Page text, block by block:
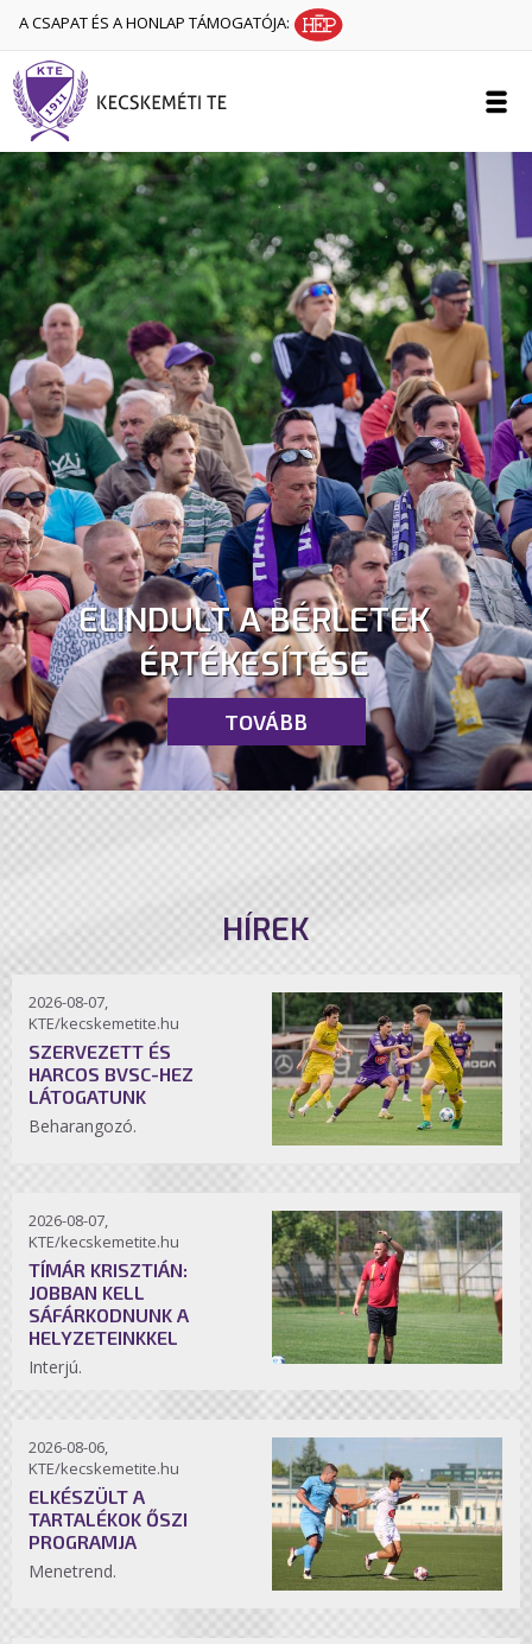
A CSAPAT ÉS A HONLAP TÁMOGATÓJA:
ELINDULT A BÉRLETEK
ÉRTÉKESÍTÉSE
TOVÁBB
HÍREK
2026-08-07,
KTE/kecskemetite.hu
SZERVEZETT ÉS
HARCOS BVSC-HEZ
LÁTOGATUNK
Beharangozó.
2026-08-07,
KTE/kecskemetite.hu
TÍMÁR KRISZTIÁN:
JOBBAN KELL
SÁFÁRKODNUNK A
HELYZETEINKKEL
Interjú.
2026-08-06,
KTE/kecskemetite.hu
ELKÉSZÜLT A
TARTALÉKOK ŐSZI
PROGRAMJA
Menetrend.